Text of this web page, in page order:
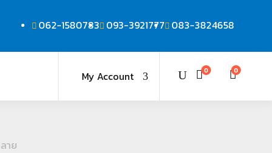
062-1580783 093-3921777 083-3824658
My Account 0
0
าย